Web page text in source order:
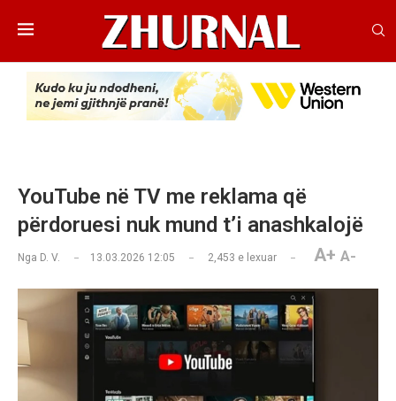
YouTube në TV me reklama që
përdoruesi nuk mund t’i anashkalojë
Nga D. V. 13.03.2026 12:05 2,453 e lexuar A+ A-